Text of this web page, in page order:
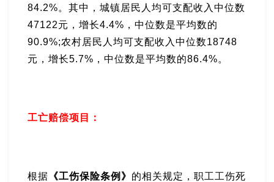
84.2%。其中，城镇居民人均可支配收入中位数
47122元，增长4.4%，中位数是平均数的
90.9%;农村居民人均可支配收入中位数18748
元，增长5.7%，中位数是平均数的86.4%。
工亡赔偿项目：
根据 《工伤保险条例》 的相关规定，职工工伤死